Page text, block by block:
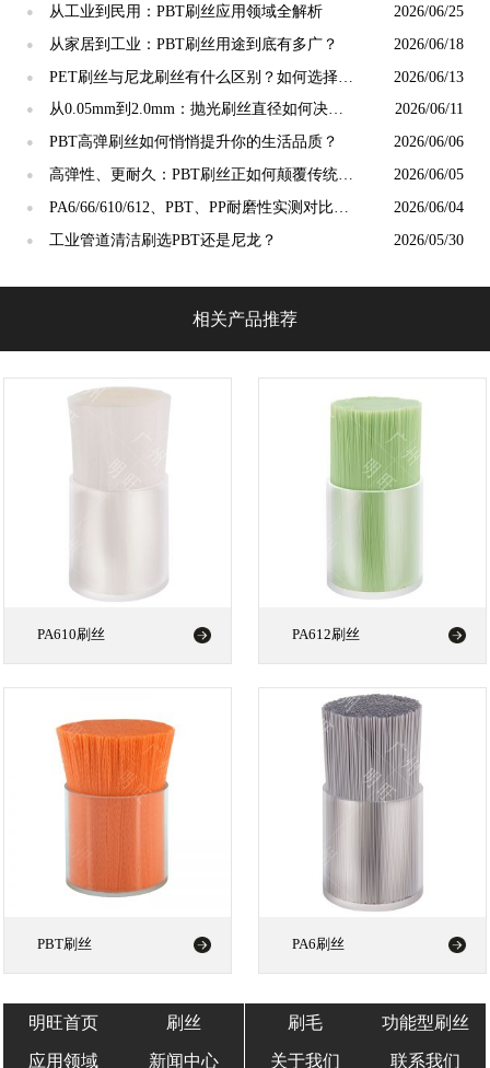
● 从工业到民用：PBT刷丝应用领域全解析 2026/06/25
● 从家居到工业：PBT刷丝用途到底有多广？ 2026/06/18
●
PET刷丝与尼龙刷丝有什么区别？如何选择更
合适？
2026/06/13
●
从0.05mm到2.0mm：抛光刷丝直径如何决定
抛光精度？
2026/06/11
● PBT高弹刷丝如何悄悄提升你的生活品质？ 2026/06/06
●
高弹性、更耐久：PBT刷丝正如何颠覆传统清
洁工具市场？
2026/06/05
●
PA6/66/610/612、PBT、PP耐磨性实测对比：
谁才是"耐磨之王"？
2026/06/04
● 工业管道清洁刷选PBT还是尼龙？ 2026/05/30
相关产品推荐
PA610刷丝 PA612刷丝
PBT刷丝 PA6刷丝
明旺首页 刷丝 刷毛 功能型刷丝
应用领域 新闻中心 关于我们 联系我们